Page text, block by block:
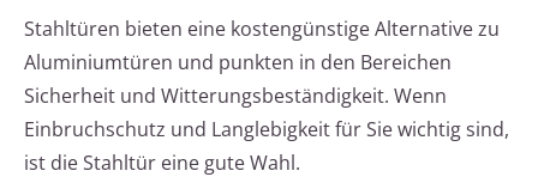
Stahltüren bieten eine kostengünstige Alternative zu
Aluminiumtüren und punkten in den Bereichen
Sicherheit und Witterungsbeständigkeit. Wenn
Einbruchschutz und Langlebigkeit für Sie wichtig sind,
ist die Stahltür eine gute Wahl.